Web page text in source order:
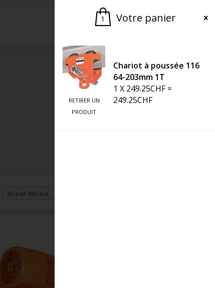
Demander une offre
1 Votre panier
RETIRER UN
PRODUIT
Chariot à poussée 116
64-203mm 1T
1 X 249.25CHF =
249.25CHF